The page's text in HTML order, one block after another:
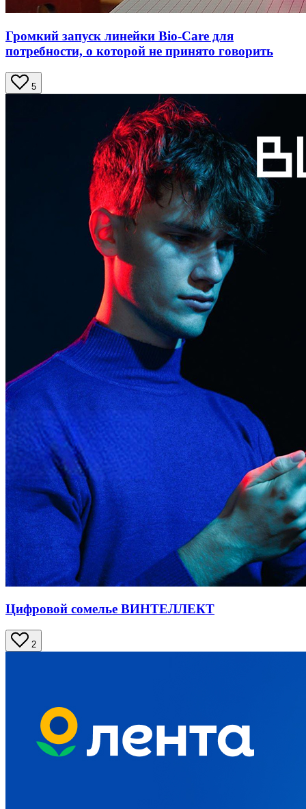
Громкий запуск линейки Bio-Care для
потребности, о которой не принято говорить
5
Цифровой сомелье ВИНТЕЛЛЕКТ
2